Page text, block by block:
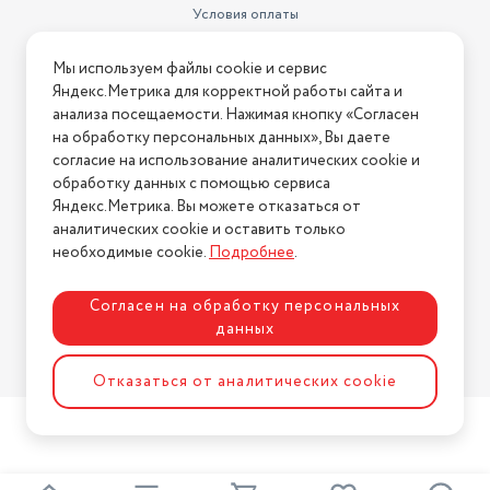
Защита от накипи
есть
0.7 кг
Регулировка подачи пара
есть
Условия оплаты
Условия возврата
Нашли ошибку на сайте? Напишите нам
2026 © Интернет-магазин "АстМаркет". У нас есть всё!
Политика конфиденциальности
Разработка сайтаASTDESIGN
Мы используем файлы cookie и сервис
Яндекс.Метрика для корректной работы сайта и
анализа посещаемости. Нажимая кнопку «Согласен
на обработку персональных данных», Вы даете
согласие на использование аналитических cookie и
обработку данных с помощью сервиса
Яндекс.Метрика. Вы можете отказаться от
аналитических cookie и оставить только
необходимые cookie.Подробнее.
Согласен на обработку персональных
данных
Отказаться от аналитических cookie